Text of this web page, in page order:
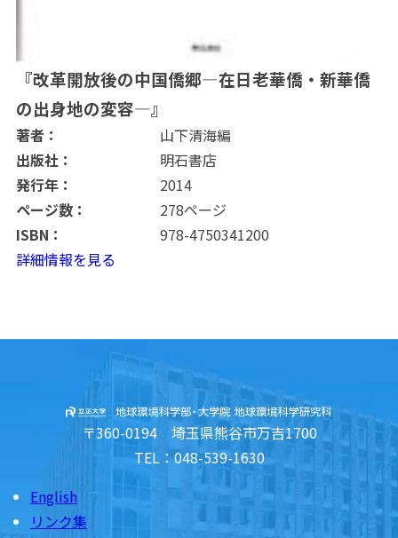
『改革開放後の中国僑郷―在日老華僑・新華僑
の出身地の変容―』
著者：
山下清海編
出版社：
明石書店
発行年：
2014
ページ数：
278ページ
ISBN：
978-4750341200
詳細情報を見る
〒360-0194 埼玉県熊谷市万吉1700
TEL：048-539-1630
English
リンク集